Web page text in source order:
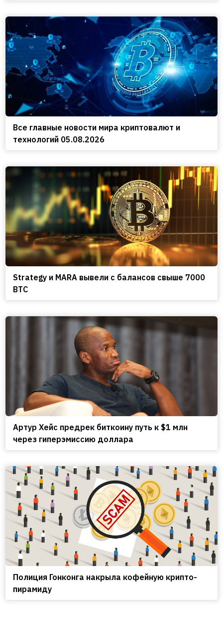
Все главные новости мира криптовалют и
технологий 05.08.2026
Strategy и MARA вывели с балансов свыше 7000
BTC
Артур Хейс предрек биткоину путь к $1 млн
через гиперэмиссию доллара
Полиция Гонконга накрыла кофейную крипто-
пирамиду